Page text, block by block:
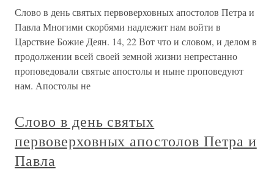
Слово в день святых первоверховных апостолов Петра и
Павла Многими скорбями надлежит нам войти в
Царствие Божие Деян. 14, 22 Вот что и словом, и делом в
продолжении всей своей земной жизни непрестанно
проповедовали святые апостолы и ныне проповедуют
нам. Апостолы не
Слово в день святых
первоверховных апостолов Петра и
Павла